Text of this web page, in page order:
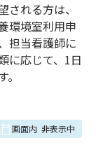
れる方は、
環境室利用申
担当看護師に
に応じて、1日
画面内 非表示中